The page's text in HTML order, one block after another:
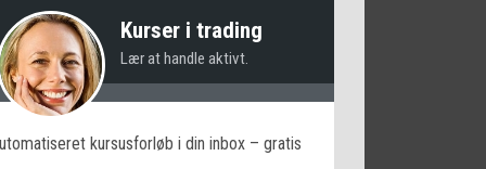
Kurser i trading
Lær at handle aktivt.
kursusforløb i din inbox – gratis